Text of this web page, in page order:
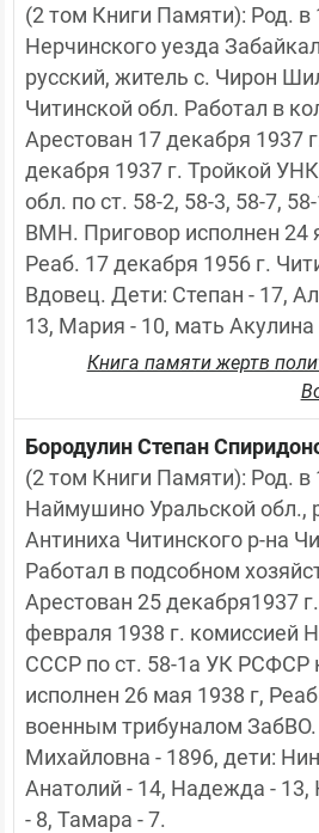
(2 том Книги Памяти): Род. в
Нерчинского уезда
русский, житель с. Чирон
Читинской обл. Работал в
Арестован 17 декабря 1937
декабря 1937 г. Тройкой
обл. по ст. 58-2, 58-3, 58-7,
ВМН. Приговор исполнен 24
Реаб. 17 декабря 1956 г.
Вдовец. Дети: Степан - 17,
13, Мария - 10, мать
Книга памяти жертв
Бородулин Степан
(2 том Книги Памяти): Род. в
Наймушино Уральской обл.,
Антиниха Читинского р-на
Работал в подсобном
Арестован 25 декабря1937
февраля 1938 г. комиссией
СССР по ст. 58-1а УК РСФСР
исполнен 26 мая 1938 г,
военным трибуналом
Михайловна - 1896, дети:
Анатолий - 14, Надежда -
- 8, Тамара - 7.